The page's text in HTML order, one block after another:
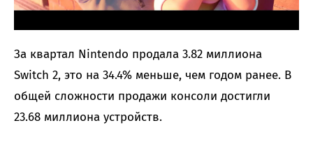
За квартал Nintendo продала 3.82 миллиона
Switch 2, это на 34.4% меньше, чем годом ранее. В
общей сложности продажи консоли достигли
23.68 миллиона устройств.